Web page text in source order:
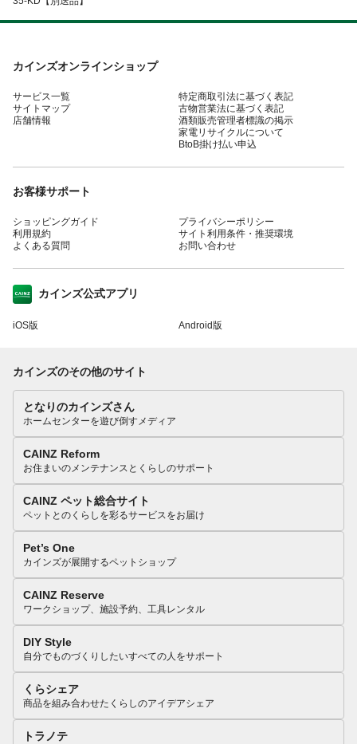
カインズオンラインショップ
サービス一覧
サイトマップ
店舗情報
特定商取引法に基づく表記
古物営業法に基づく表記
酒類販売管理者標識の掲示
家電リサイクルについて
BtoB掛け払い申込
お客様サポート
ショッピングガイド
利用規約
よくある質問
プライバシーポリシー
サイト利用条件・推奨環境
お問い合わせ
カインズ公式アプリ
iOS版 Android版
カインズのその他のサイト
となりのカインズさん
ホームセンターを遊び倒すメディア
CAINZ Reform
お住まいのメンテナンスとくらしのサポート
CAINZ ペット総合サイト
ペットとのくらしを彩るサービスをお届け
Pet’s One
カインズが展開するペットショップ
CAINZ Reserve
ワークショップ、施設予約、工具レンタル
DIY Style
自分でものづくりしたいすべての人をサポート
くらシェア
商品を組み合わせたくらしのアイデアシェア
トラノテ